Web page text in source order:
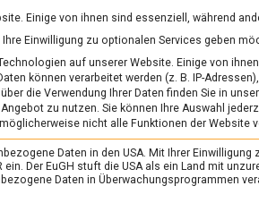
zu
&
Ernährung
SCHLAGWORT: POMERANZE
Einige von ihnen sind essenziell, während
Einwilligung zu optionalen Services geben
auf unserer Website. Einige von
können verarbeitet werden (z. B. IP-
die Verwendung Ihrer Daten finden Sie in
zu nutzen. Sie können Ihre Auswahl
nicht alle Funktionen der Website
Daten in den USA. Mit Ihrer
ein. Der EuGH stuft die USA als ein Land mit
Daten in Überwachungsprogrammen